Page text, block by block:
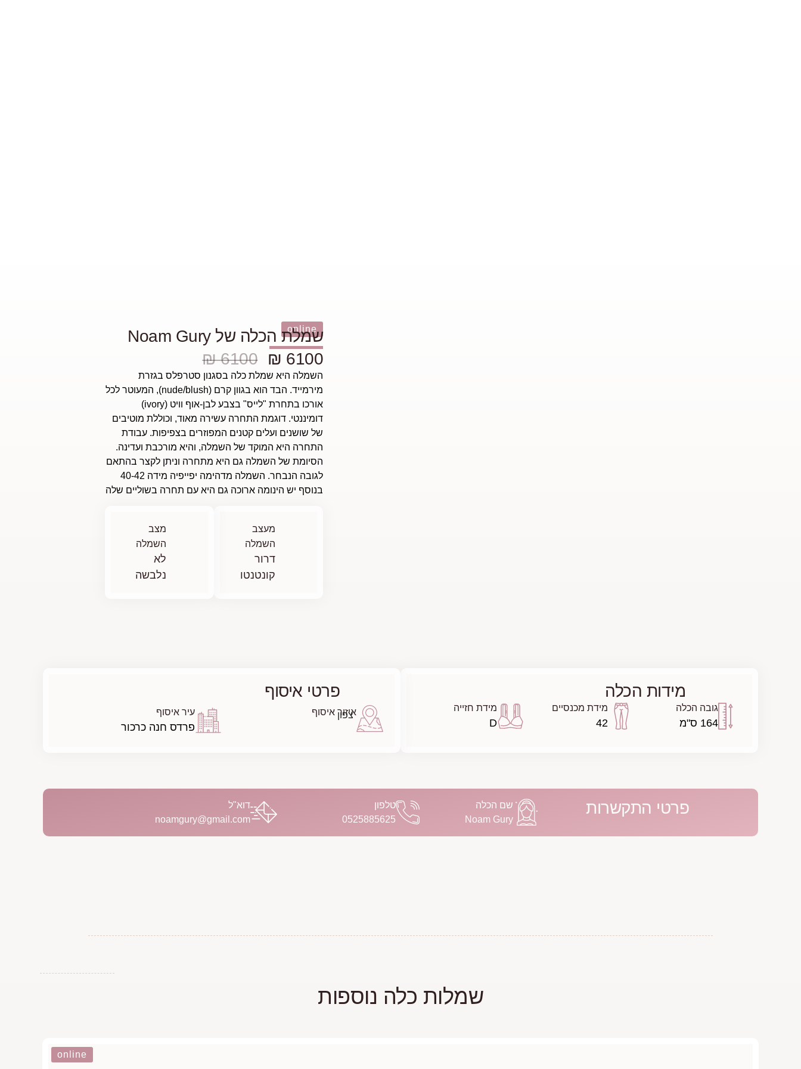
online
שמלת הכלה של ‪Noam Gury‬‏
6100 ₪
6100 ₪
השמלה היא שמלת כלה בסגנון סטרפלס בגזרת
מירמייד. הבד הוא בגוון קרם (nude/blush),
המעוטר לכל
אורכו בתחרת "לייס" בצבע לבן-אוף וויט (ivory)
דומיננטי. דוגמת התחרה עשירה מאוד, וכוללת מוטיבים
של שושנים ועלים קטנים המפוזרים בצפיפות. עבודת
התחרה היא המוקד של השמלה, והיא מורכבת ועדינה.
הסיומת של השמלה גם היא מתחרה וניתן לקצר בהתאם
לגובה הנבחר. השמלה מדהימה יפייפיה מידה 40-42
בנוסף יש הינומה ארוכה גם היא עם תחרה בשוליים שלה
מעצב
השמלה
דרור
קונטנטו
מצב
השמלה
לא
נלבשה
מידות הכלה
גובה הכלה
164 ס"מ
מידת מכנסיים
42
מידת חזייה
D
פרטי איסוף
איזור איסוף
צפון עיר איסוף
פרדס חנה כרכור
פרטי התקשרות
שם הכלה
‪Noam Gury‬‏
טלפון
0525885625
דוא"ל
noamgury@gmail.com
שמלות כלה נוספות
online